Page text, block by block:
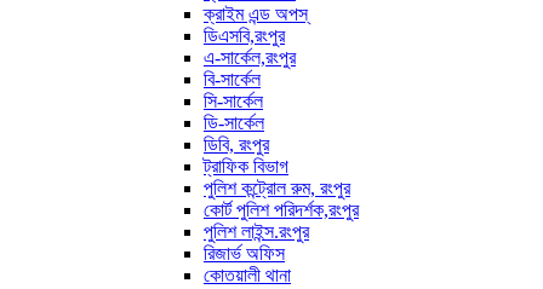
ক্রাইম এন্ড অপস্
ডিএসবি,রংপুর
এ-সার্কেল,রংপুর
বি-সার্কেল
সি-সার্কেল
ডি-সার্কেল
ডিবি, রংপুর
ট্রাফিক বিভাগ
পুলিশ কন্ট্রোল রুম, রংপুর
কোর্ট পুলিশ পরিদর্শক,রংপুর
পুলিশ লাইন্স.রংপুর
রিজার্ভ অফিস
কোতয়ালী থানা